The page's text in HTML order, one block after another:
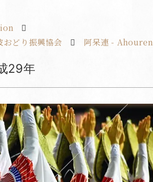
おどり振興協会 阿呆連 - Ahouren
29年